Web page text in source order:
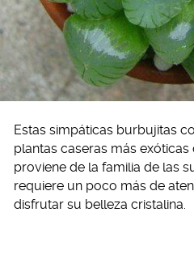
Estas simpáticas burbujitas
plantas caseras más exóticas
proviene de la familia de las
requiere un poco más de
disfrutar su belleza cristalina.